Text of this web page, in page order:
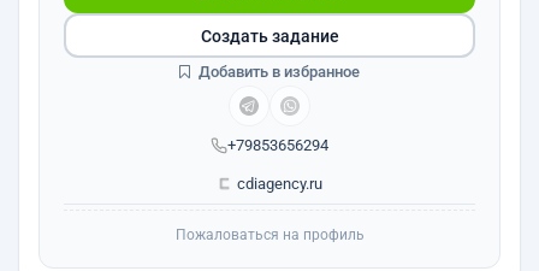
+79853656294
cdiagency.ru
Создать задание
Добавить в избранное
Пожаловаться на профиль